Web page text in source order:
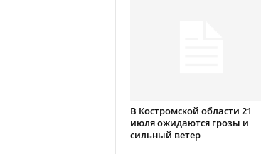
В Костромской области 21
июля ожидаются грозы и
сильный ветер